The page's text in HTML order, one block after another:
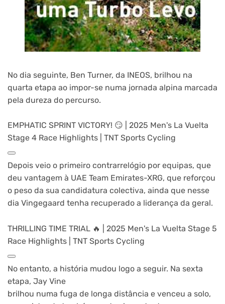
No dia seguinte, Ben Turner, da INEOS, brilhou na
quarta etapa ao impor-se numa jornada alpina marcada
pela dureza do percurso.
EMPHATIC SPRINT VICTORY! 😏 | 2025 Men's La Vuelta
Stage 4 Race Highlights | TNT Sports Cycling
Depois veio o primeiro contrarrelógio por equipas, que
deu vantagem à UAE Team Emirates-XRG, que reforçou
o peso da sua candidatura colectiva, ainda que nesse
dia Vingegaard tenha recuperado a liderança da geral.
THRILLING TIME TRIAL 🔥 | 2025 Men's La Vuelta Stage 5
Race Highlights | TNT Sports Cycling
No entanto, a história mudou logo a seguir. Na sexta
etapa, Jay Vine
brilhou numa fuga de longa distância e venceu a solo,